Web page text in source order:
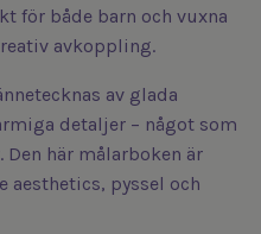
för både barn och vuxna
avkoppling.
av glada
detaljer – något som
här målarboken är
pyssel och